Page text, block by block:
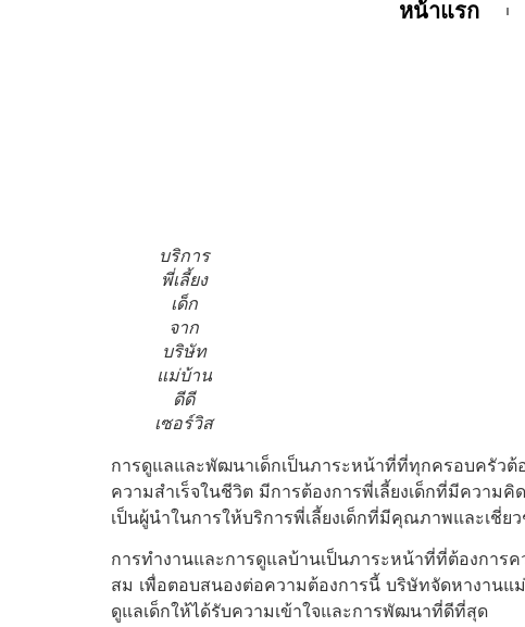
หน้าแรก
บริการ
พี่เลี้ยง
เด็ก
จาก
บริษัท
แม่บ้าน
ดีดี
เซอร์วิส
การดูแลและพัฒนาเด็กเป็นภาระหน้าที่ที่ทุกครอบครัว
ความสำเร็จในชีวิต มีการต้องการพี่เลี้ยงเด็กที่มีความ
เป็นผู้นำในการให้บริการพี่เลี้ยงเด็กที่มีคุณภาพและเชี่ย
การทำงานและการดูแลบ้านเป็นภาระหน้าที่ที่ต้องการ
สม เพื่อตอบสนองต่อความต้องการนี้ บริษัทจัดหางานแ
ดูแลเด็กให้ได้รับความเข้าใจและการพัฒนาที่ดีที่สุด